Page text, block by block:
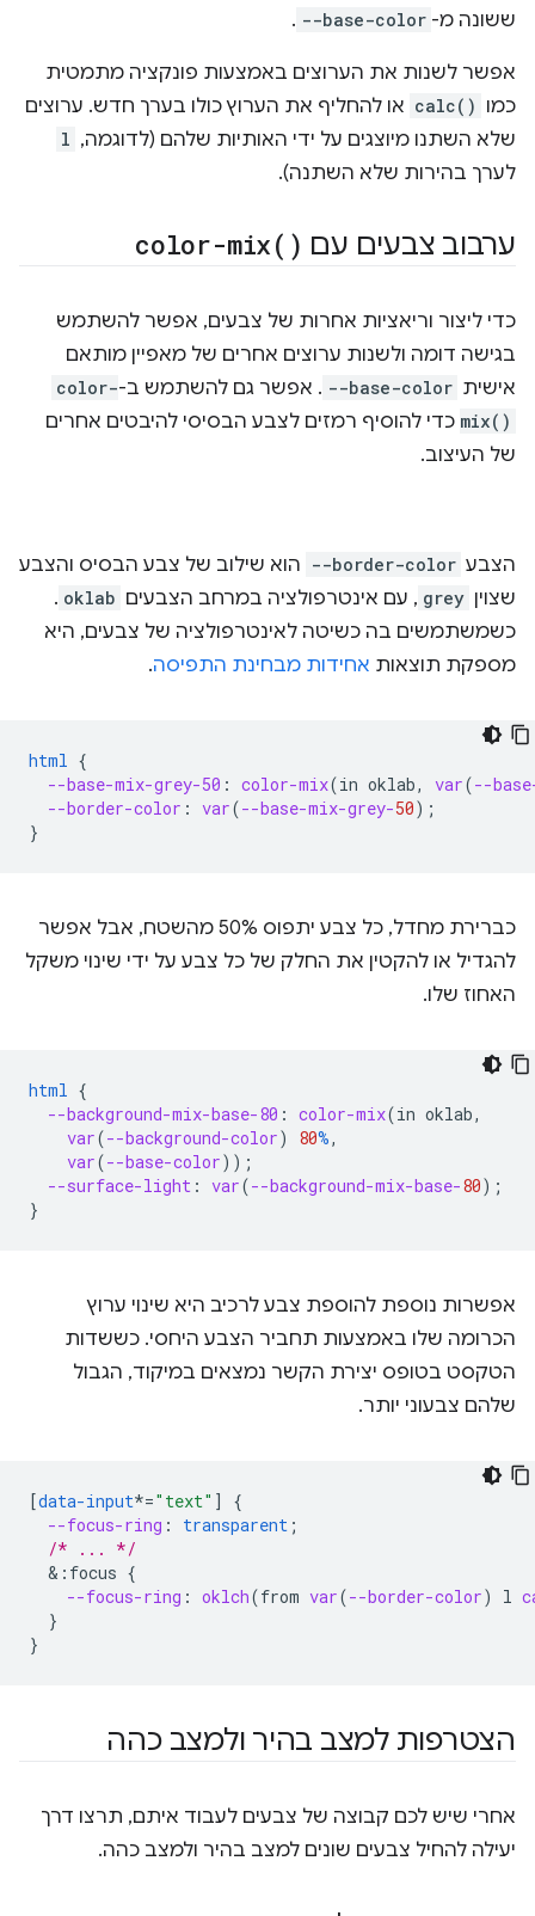
ששונה מ- --base-color
.
אפשר לשנות את הערוצים באמצעות פונקציה מתמטית
כמו calc() או להחליף את הערוץ כולו בערך חדש. ערוצים
שלא השתנו מיוצגים על ידי האותיות שלהם (לדוגמה, l
לערך בהירות שלא השתנה).
ערבוב צבעים עם color-mix( )
כדי ליצור וריאציות אחרות של צבעים, אפשר להשתמש
בגישה דומה ולשנות ערוצים אחרים של מאפיין מותאם
אישית --base-color . אפשר גם להשתמש ב-color-
mix() כדי להוסיף רמזים לצבע הבסיסי להיבטים אחרים
של העיצוב.
הצבע --border-color הוא שילוב של צבע הבסיס והצבע
שצוין grey , עם אינטרפולציה במרחב הצבעים oklab
.
כשמשתמשים בה כשיטה לאינטרפולציה של צבעים, היא
מספקת תוצאות אחידות מבחינת התפיסה.
html {
--base-mix-grey-50 : color-mix(in oklab, var(--
--border-color : var(--base-mix-grey-50);
}
כברירת מחדל, כל צבע יתפוס 50% מהשטח, אבל אפשר
להגדיל או להקטין את החלק של כל צבע על ידי שינוי משקל
האחוז שלו.
html {
--background-mix-base-80 : color-mix(in oklab,
var(--background-color) 80%,
var(--base-color));
--surface-light : var(--background-mix-base-80);
}
אפשרות נוספת להוספת צבע לרכיב היא שינוי ערוץ
הכרומה שלו באמצעות תחביר הצבע היחסי. כששדות
הטקסט בטופס יצירת הקשר נמצאים במיקוד, הגבול
שלהם צבעוני יותר.
[data-input*="text" ]
{
--focus-ring : transparent ;
/* ... */
& :focus {
--focus-ring : oklch(from var(--border-color) l
}
}
הצטרפות למצב בהיר ולמצב כהה
אחרי שיש לכם קבוצה של צבעים לעבוד איתם, תרצו דרך
יעילה להחיל צבעים שונים למצב בהיר ולמצב כהה.